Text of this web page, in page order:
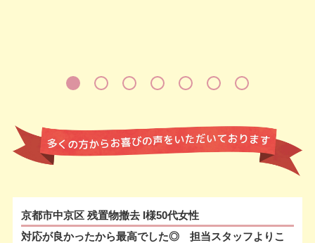
京都市中京区 残置物撤去 I様50代女性
対応が良かったから最高でした◎ 担当スタッフよりこ